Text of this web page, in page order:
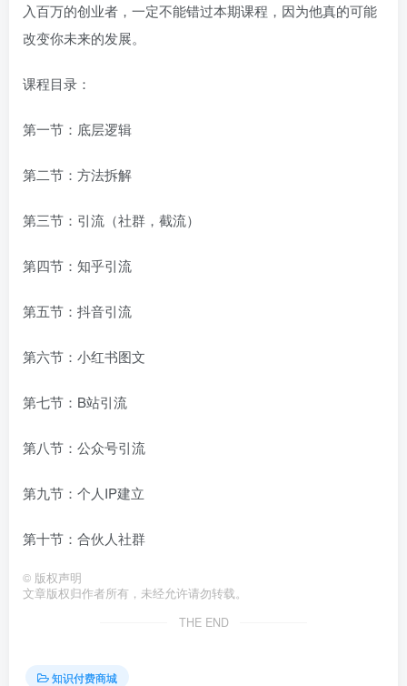
入百万的创业者，一定不能错过本期课程，因为他真的可能
改变你未来的发展。
课程目录：
第一节：底层逻辑
第二节：方法拆解
第三节：引流（社群，截流）
第四节：知乎引流
第五节：抖音引流
第六节：小红书图文
第七节：B站引流
第八节：公众号引流
第九节：个人IP建立
第十节：合伙人社群
© 版权声明
文章版权归作者所有，未经允许请勿转载。
THE END
知识付费商城